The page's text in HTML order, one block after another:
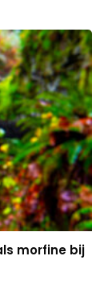
morfine bij